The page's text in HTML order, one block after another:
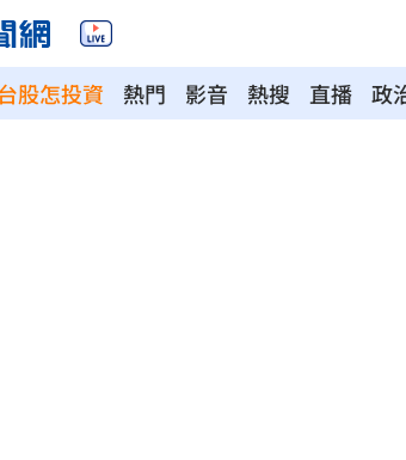
台股怎投資 熱門 影音 熱搜 直播 政